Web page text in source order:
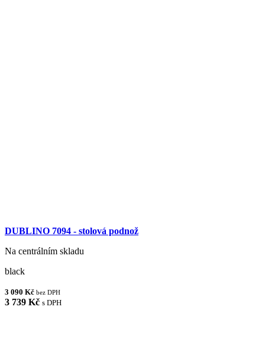
DUBLINO 7094 - stolová podnož
Na centrálním skladu
black
3 090 Kč bez DPH
3 739 Kč s DPH